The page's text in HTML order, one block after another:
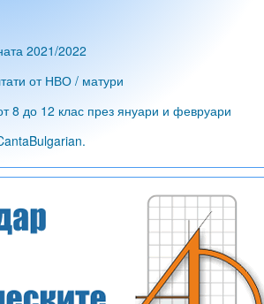
2021/2022
от НВО / матури
8 до 12 клас през януари и февруари